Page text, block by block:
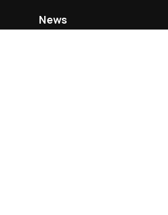
News